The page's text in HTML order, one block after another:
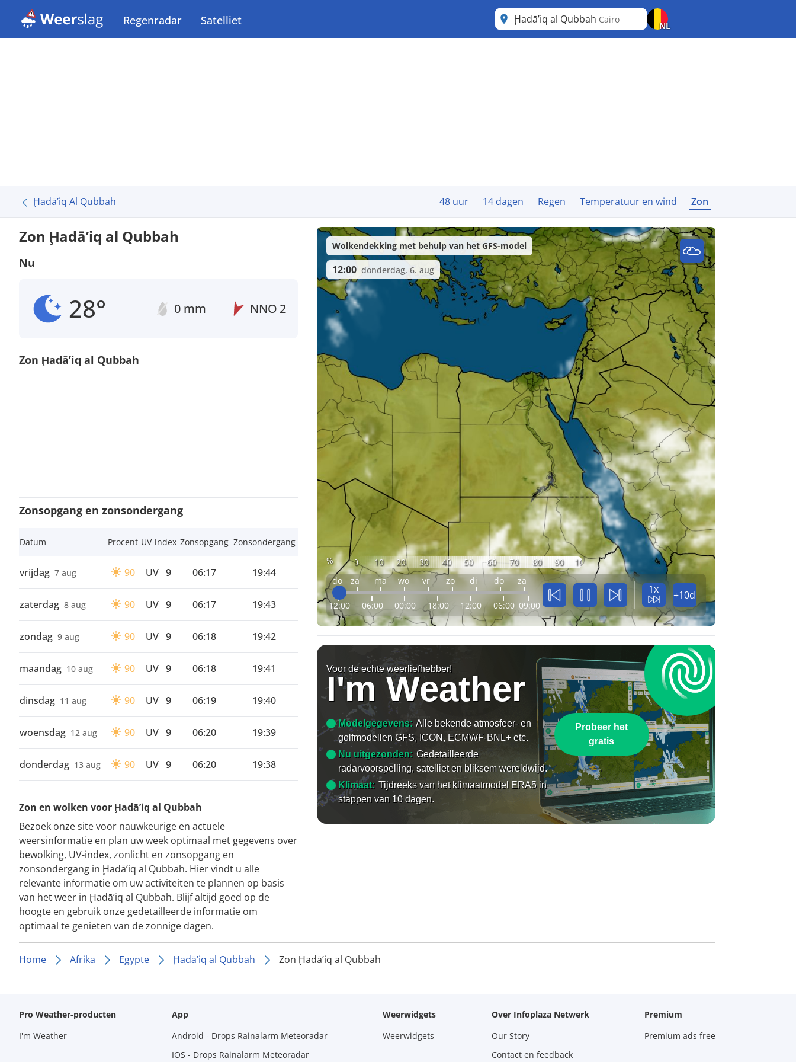
Regenradar Satelliet Ḩadā’iq al Qubbah Cairo
NL
Ḩadā’iq Al Qubbah 48 uur 14 dagen Regen Temperatuur en wind Zon
Zon Ḩadā’iq al Qubbah
Nu
28° 0 mm NNO 2
Zon Ḩadā’iq al Qubbah
Zonsopgang en zonsondergang
Datum Procent UV-index Zonsopgang Zonsondergang
vrijdag 7 aug 90 UV 9 06:17 19:44
zaterdag 8 aug 90 UV 9 06:17 19:43
zondag 9 aug 90 UV 9 06:18 19:42
maandag 10 aug 90 UV 9 06:18 19:41
dinsdag 11 aug 90 UV 9 06:19 19:40
woensdag 12 aug 90 UV 9 06:20 19:39
donderdag 13 aug 90 UV 9 06:20 19:38
Zon en wolken voor Ḩadā’iq al Qubbah
Bezoek onze site voor nauwkeurige en actuele
weersinformatie en plan uw week optimaal met gegevens over
bewolking, UV-index, zonlicht en zonsopgang en
zonsondergang in Ḩadā’iq al Qubbah. Hier vindt u alle
relevante informatie om uw activiteiten te plannen op basis
van het weer in Ḩadā’iq al Qubbah. Blijf altijd goed op de
hoogte en gebruik onze gedetailleerde informatie om
optimaal te genieten van de zonnige dagen.
% 0 10 20 30 40 50 60 70 80 90
100
do
za ma wo vr zo di do za
12:00 06:00 00:00 18:00 12:00 06:00 09:00
1x +10d
Wolkendekking met behulp van het GFS-model
12:00 donderdag, 6. aug
Voor de echte weerliefhebber!
I'm Weather
Modelgegevens: Alle bekende atmosfeer- en
golfmodellen GFS, ICON, ECMWF-BNL+ etc.
Nu uitgezonden: Gedetailleerde
radarvoorspelling, satelliet en bliksem wereldwijd.
Klimaat: Tijdreeks van het klimaatmodel ERA5 in
stappen van 10 dagen.
Probeer het
gratis
Home Afrika Egypte Ḩadā’iq al Qubbah Zon Ḩadā’iq al Qubbah
Pro Weather-producten
I'm Weather
App
Android - Drops Rainalarm Meteoradar
IOS - Drops Rainalarm Meteoradar
Weerwidgets
Weerwidgets
Over Infoplaza Netwerk
Our Story
Contact en feedback
Premium
Premium ads free